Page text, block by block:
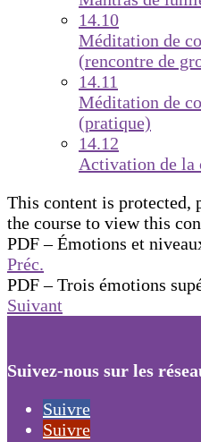
14.10
Méditation de
(rencontre de
14.11
Méditation de
(pratique)
14.12
Activation de la
This content is protected,
the course to view this
PDF – Émotions et
Préc.
PDF – Trois émotions
Suivant
Suivez-nous sur les
Suivre
Suivre